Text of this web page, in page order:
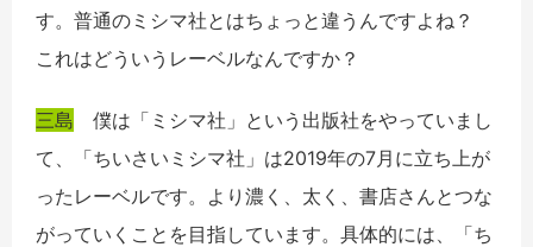
す。普通のミシマ社とはちょっと違うんですよね？
これはどういうレーベルなんですか？
三島 僕は「ミシマ社」という出版社をやっていまし
て、「ちいさいミシマ社」は2019年の7月に立ち上が
ったレーベルです。より濃く、太く、書店さんとつな
がっていくことを目指しています。具体的には、「ち